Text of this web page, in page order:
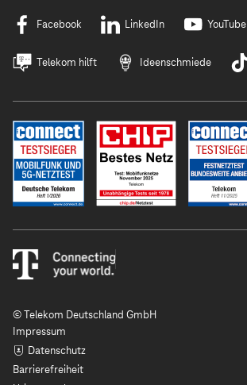
Facebook LinkedIn YouTube
Telekom hilft Ideenschmiede
© Telekom Deutschland GmbH
Impressum
Datenschutz
Barrierefreiheit